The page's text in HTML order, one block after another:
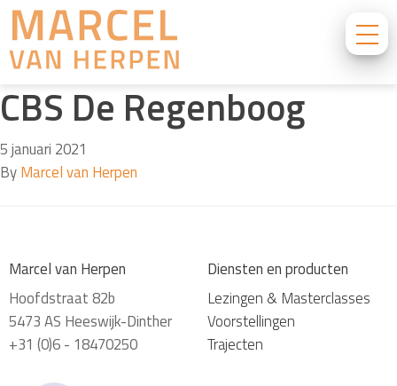
CBS De Regenboog
5 januari 2021
ByMarcel van Herpen
Marcel van Herpen
Hoofdstraat 82b
5473 AS Heeswijk-Dinther
+31 (0)6 - 18470250
Diensten en producten
Lezingen & Masterclasses
Voorstellingen
Trajecten